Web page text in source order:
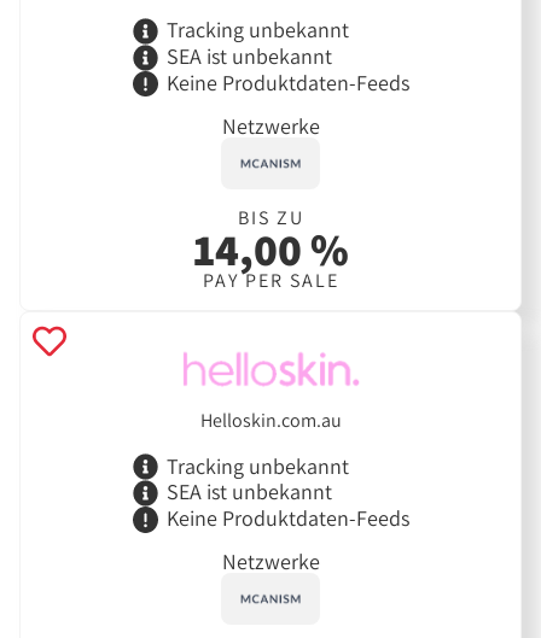
Tracking unbekannt
SEA ist unbekannt
Keine Produktdaten-Feeds
Netzwerke
BIS ZU
14,00 %
PAY PER SALE
Helloskin.com.au
Tracking unbekannt
SEA ist unbekannt
Keine Produktdaten-Feeds
Netzwerke